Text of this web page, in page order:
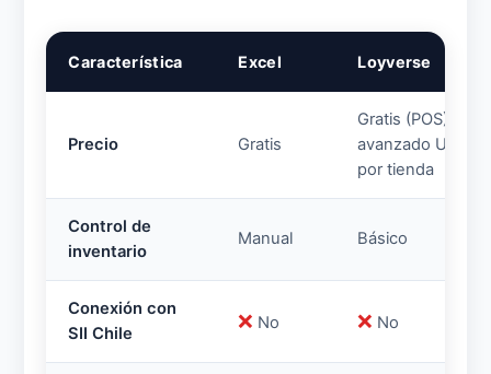
Característica Excel Loyverse
Precio Gratis
Gratis (POS) /
avanzado
por tienda
Control de
inventario
Manual Básico
Conexión con
SII Chile
❌ No ❌ No